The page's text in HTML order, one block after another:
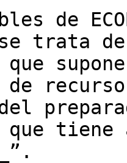
de
trata
que